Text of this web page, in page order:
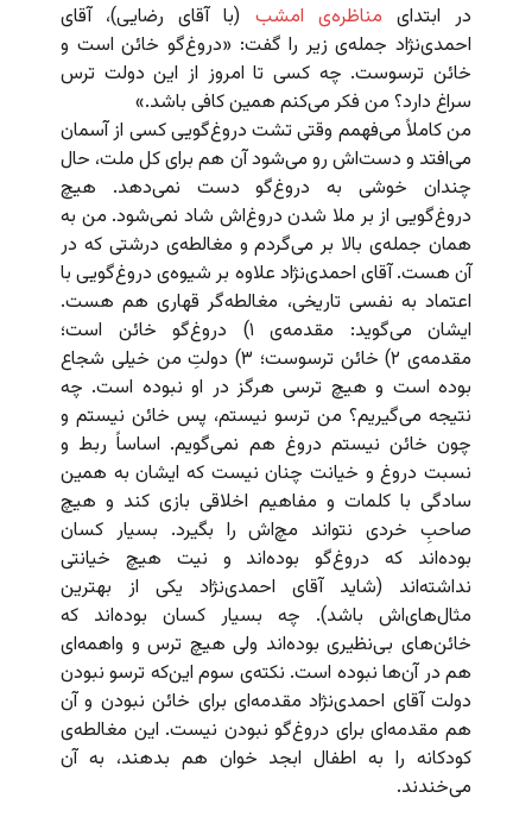
در ابتدای مناظره‌ی امشب (با آقای رضایی)، آقای
احمدی‌نژاد جمله‌ی زیر را گفت: «دروغ‌گو خائن است و
خائن ترسوست. چه کسی تا امروز از این دولت ترس
سراغ دارد؟ من فکر می‌‌کنم همین کافی باشد.»
من کاملاً می‌فهمم وقتی تشت دروغ‌گویی کسی از آسمان
می‌افتد و دست‌اش رو می‌شود آن هم برای کل ملت، حال
چندان خوشی به دروغ‌گو دست نمی‌دهد. هیچ
دروغ‌گویی از بر ملا شدن دروغ‌اش شاد نمی‌شود. من به
همان جمله‌ی بالا بر می‌گردم و مغالطه‌ی درشتی که در
آن هست. آقای احمدی‌نژاد علاوه بر شیوه‌ی دروغ‌گویی با
اعتماد به نفسی تاریخی، مغالطه‌گر قهاری هم هست.
ایشان می‌گوید: مقدمه‌ی ۱) دروغ‌گو خائن است؛
مقدمه‌ی ۲) خائن ترسوست؛ ۳) دولتِ من خیلی شجاع
بوده است و هیچ ترسی هرگز در او نبوده است. چه
نتیجه می‌گیریم؟ من ترسو نیستم، پس خائن نیستم و
چون خائن نیستم دروغ هم نمی‌گویم. اساساً ربط و
نسبت دروغ و خیانت چنان نیست که ایشان به همین
سادگی با کلمات و مفاهیم اخلاقی بازی کند و هیچ
صاحبِ خردی نتواند مچ‌اش را بگیرد. بسیار کسان
بوده‌اند که دروغ‌گو بوده‌اند و نیت هیچ خیانتی
نداشته‌اند (شاید آقای احمدی‌نژاد یکی از بهترین
مثال‌های‌اش باشد). چه بسیار کسان بوده‌اند که
خائن‌های بی‌نظیری بوده‌اند ولی هیچ ترس و واهمه‌ای
هم در آن‌‌ها نبوده است. نکته‌ی سوم این‌که ترسو نبودن
دولت آقای احمدی‌نژاد مقدمه‌ای برای خائن نبودن و آن
هم مقدمه‌ای برای دروغ‌گو نبودن نیست. این مغالطه‌ی
کودکانه را به اطفال ابجد خوان هم بدهند، به آن
می‌خندند.